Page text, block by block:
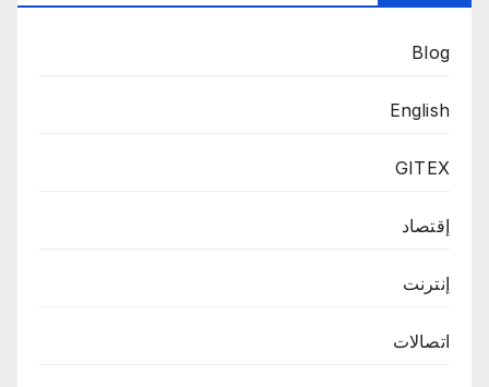
Blog
English
GITEX
إقتصاد
إنترنت
اتصالات